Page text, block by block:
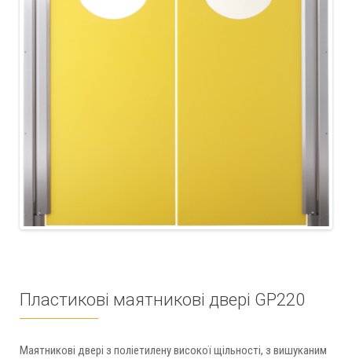
Пластикові маятникові двері GP220
Маятникові двері з поліетилену високої щільності, з вишуканим